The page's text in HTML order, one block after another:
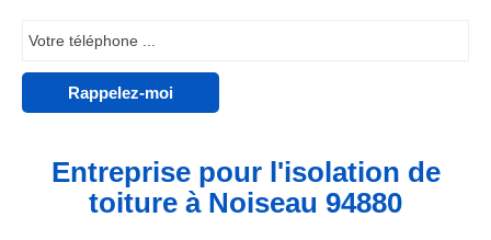
Entreprise pour l'isolation de
toiture à Noiseau 94880